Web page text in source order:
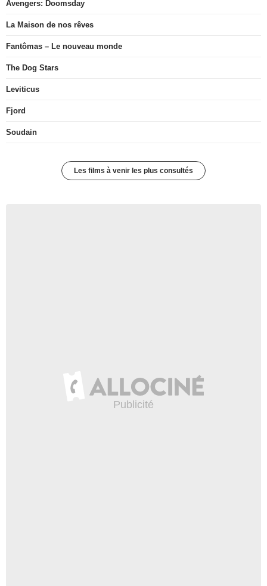
Avengers: Doomsday
La Maison de nos rêves
Fantômas – Le nouveau monde
The Dog Stars
Leviticus
Fjord
Soudain
Les films à venir les plus consultés